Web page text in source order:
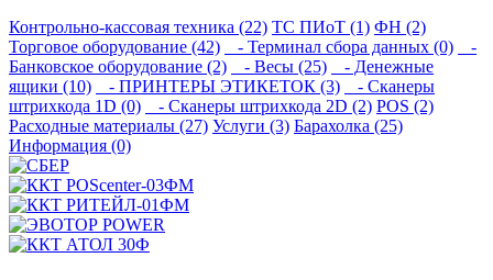
Контрольно-кассовая техника (22) ТС ПИоТ (1) ФН (2)
Торговое оборудование (42)
- Терминал сбора данных (0)
-
Банковское оборудование (2)
- Весы (25)
- Денежные
ящики (10)
- ПРИНТЕРЫ ЭТИКЕТОК (3)
- Сканеры
штрихкода 1D (0)
- Сканеры штрихкода 2D (2) POS (2)
Расходные материалы (27) Услуги (3) Барахолка (25)
Информация (0)